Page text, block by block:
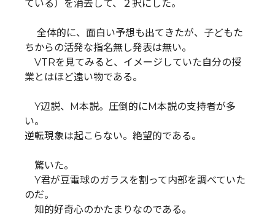
ている）を消去して、２択にした。
全体的に、面白い予想も出てきたが、子どもた
ちからの活発な指名無し発表は無い。
VTRを見てみると、イメージしていた自分の授
業とはほど遠い物である。
Y辺説、M本説。圧倒的にM本説の支持者が多
い。
逆転現象は起こらない。絶望的である。
驚いた。
Y君が豆電球のガラスを割って内部を調べていた
のだ。
知的好奇心のかたまりなのである。